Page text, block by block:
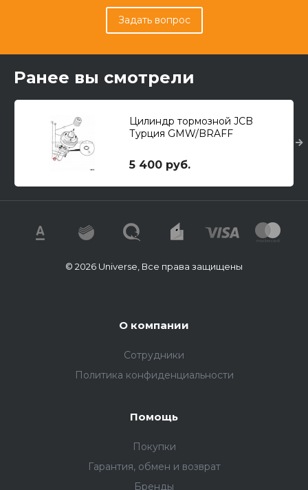
Задать вопрос
Ранее вы смотрели
Цилиндр тормозной JCB
Турция GMW/BRAFF
5 400 руб.
© 2026 Universe, Все права защищены
О компании
Сотрудники
Политика конфиденциальности
Помощь
Покупки
Гарантия, обмен и возврат
Бренды